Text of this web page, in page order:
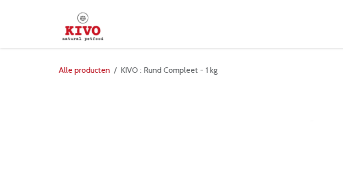
Alle producten KIVO : Rund Compleet - 1 kg